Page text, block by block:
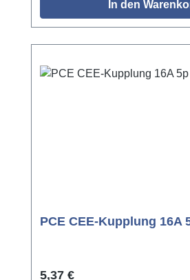
In den
PCE CEE-Kupplung 16A
Regulärer Preis:
5,37 €